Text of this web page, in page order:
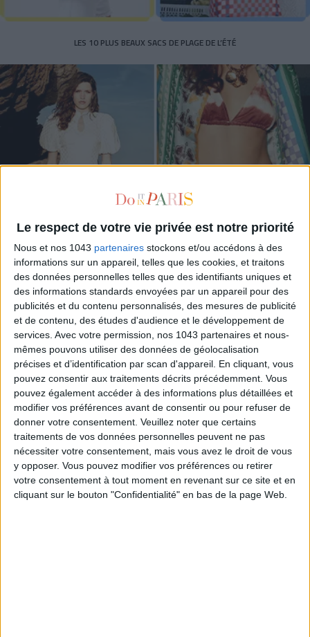
Le respect de votre vie privée est notre priorité
Nous et nos 1043 partenaires stockons et/ou accédons à des
informations sur un appareil, telles que les cookies, et traitons
des données personnelles telles que des identifiants uniques et
des informations standards envoyées par un appareil pour des
publicités et du contenu personnalisés, des mesures de publicité
et de contenu, des études d'audience et le développement de
services. Avec votre permission, nos 1043 partenaires et nous-
mêmes pouvons utiliser des données de géolocalisation
précises et d’identification par scan d'appareil. En cliquant, vous
pouvez consentir aux traitements décrits précédemment. Vous
pouvez également accéder à des informations plus détaillées et
modifier vos préférences avant de consentir ou pour refuser de
donner votre consentement. Veuillez noter que certains
traitements de vos données personnelles peuvent ne pas
nécessiter votre consentement, mais vous avez le droit de vous
y opposer. Vous pouvez modifier vos préférences ou retirer
votre consentement à tout moment en revenant sur ce site et en
cliquant sur le bouton "Confidentialité" en bas de la page Web.
LES 10 PLUS BEAUX SACS DE PLAGE DE L’ÉTÉ
TRESSÉ PARIS OUVRE SA PREMIÈRE BOUTIQUE PARISIENNE
LA CHAMBRE : LE NOUVEAU Q.G. POINTU DE LA MODE ENGAGÉE